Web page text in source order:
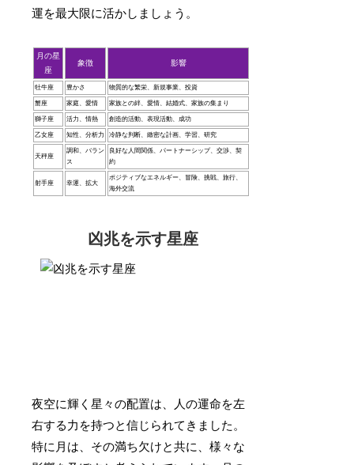
運を最大限に活かしましょう。
月の星
座
象徴 影響
牡牛座 豊かさ 物質的な繁栄、新規事業、投資
蟹座 家庭、愛情 家族との絆、愛情、結婚式、家族の集まり
獅子座 活力、情熱 創造的活動、表現活動、成功
乙女座 知性、分析力 冷静な判断、緻密な計画、学習、研究
天秤座
調和、バラン
ス
良好な人間関係、パートナーシップ、交渉、契
約
射手座 幸運、拡大
ポジティブなエネルギー、冒険、挑戦、旅行、
海外交流
凶兆を示す星座
夜空に輝く星々の配置は、人の運命を左
右する力を持つと信じられてきました。
特に月は、その満ち欠けと共に、様々な